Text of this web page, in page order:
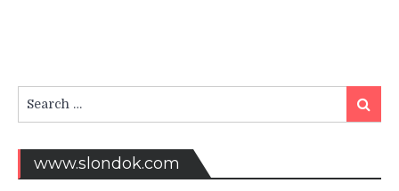
Search
Search
www.slondok.com